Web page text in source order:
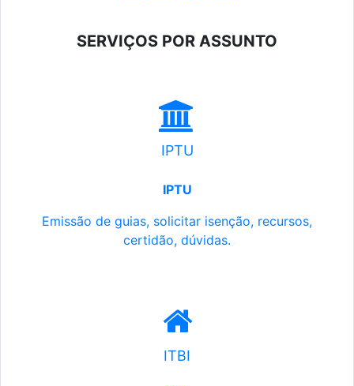
SERVIÇOS POR ASSUNTO
IPTU
IPTU
Emissão de guias, solicitar isenção, recursos,
certidão, dúvidas.
ITBI